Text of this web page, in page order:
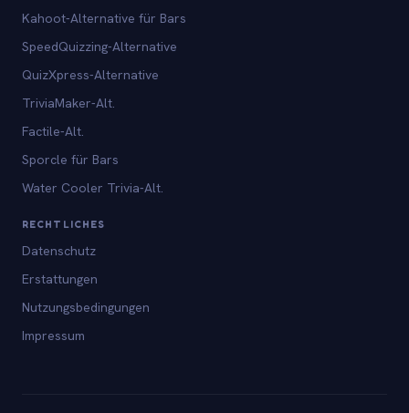
Kahoot-Alternative für Bars
SpeedQuizzing-Alternative
QuizXpress-Alternative
TriviaMaker-Alt.
Factile-Alt.
Sporcle für Bars
Water Cooler Trivia-Alt.
RECHTLICHES
Datenschutz
Erstattungen
Nutzungsbedingungen
Impressum